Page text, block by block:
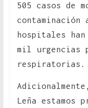
505 casos de
contaminación
hospitales
mil urgencias
respiratorias.
Leña estamos